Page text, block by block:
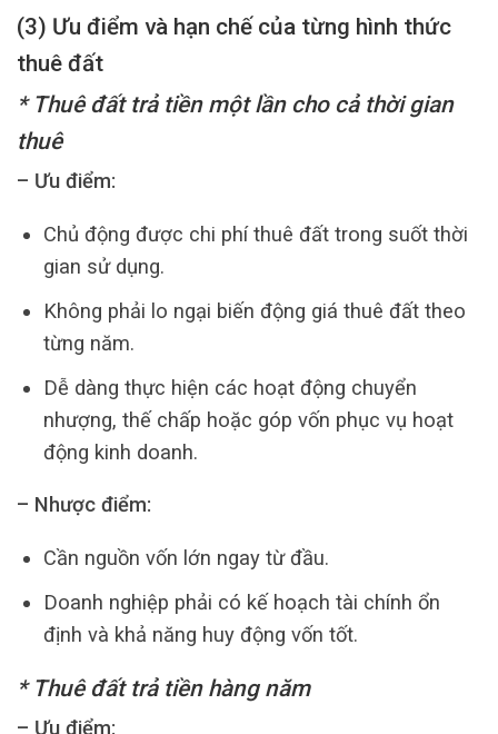
(3) Ưu điểm và hạn chế của từng hình thức
thuê đất
* Thuê đất trả tiền một lần cho cả thời gian
thuê
– Ưu điểm:
Chủ động được chi phí thuê đất trong suốt thời
gian sử dụng.
Không phải lo ngại biến động giá thuê đất theo
từng năm.
Dễ dàng thực hiện các hoạt động chuyển
nhượng, thế chấp hoặc góp vốn phục vụ hoạt
động kinh doanh.
– Nhược điểm:
Cần nguồn vốn lớn ngay từ đầu.
Doanh nghiệp phải có kế hoạch tài chính ổn
định và khả năng huy động vốn tốt.
* Thuê đất trả tiền hàng năm
– Ưu điểm: